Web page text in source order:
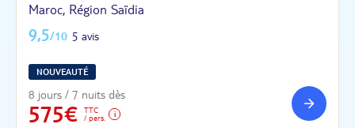
Maroc, Région Saïdia
9,5/10 5 avis
NOUVEAUTÉ
8 jours / 7 nuits dès
575€
TTC
/ pers.